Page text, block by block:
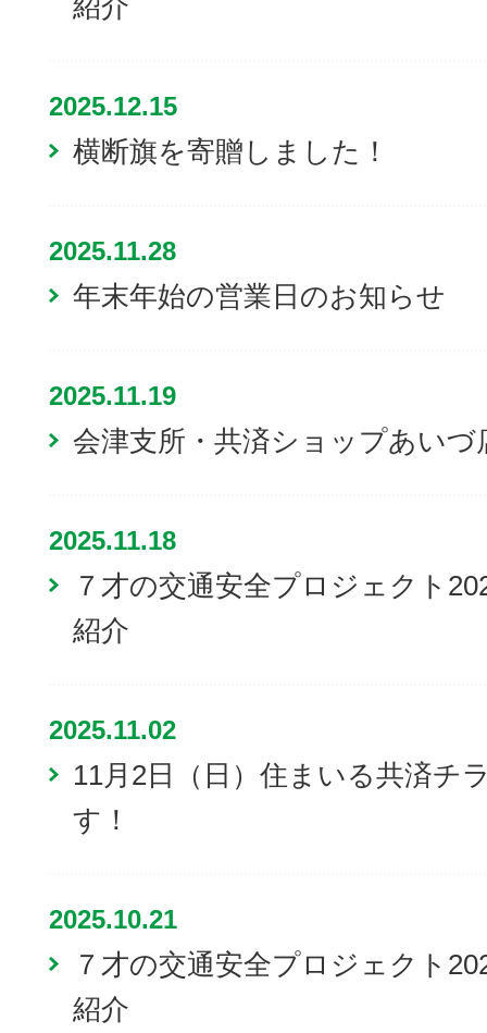
紹介
2025.12.15
横断旗を寄贈しました！
2025.11.28
年末年始の営業日のお知らせ
2025.11.19
会津支所・共済ショップあいづ
2025.11.18
７才の交通安全プロジェクト
紹介
2025.11.02
11月2日（日）住まいる共済チ
す！
2025.10.21
７才の交通安全プロジェクト
紹介